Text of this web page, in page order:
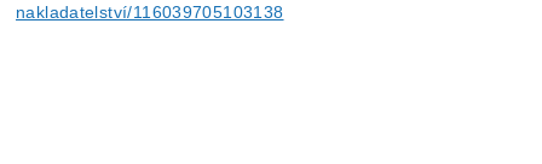
nakladatelství/116039705103138